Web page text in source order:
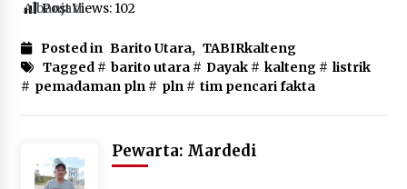
Post Views: 102
Posted in Barito Utara, TABIRkalteng
Tagged # barito utara# Dayak# kalteng# listrik
# pemadaman pln # pln # tim pencari fakta
Pewarta: Mardedi